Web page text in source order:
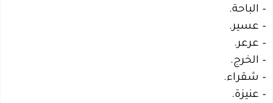
– الباحة.
– عسير.
– عرعر.
– الخرج.
– شقراء.
– عنيزة.